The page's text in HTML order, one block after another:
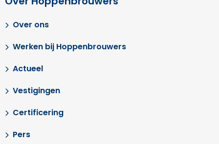
Over ons
Werken bij Hoppenbrouwers
Actueel
Vestigingen
Certificering
Pers